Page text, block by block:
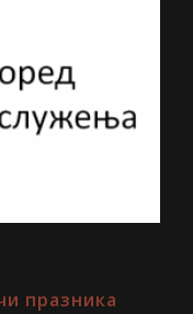
празника